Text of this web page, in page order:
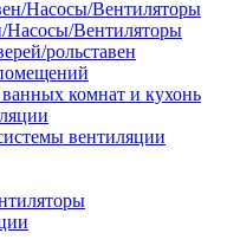
Насосы/Вентиляторы
рольставен
комнат и кухонь
вентиляции